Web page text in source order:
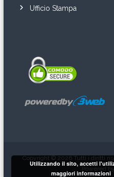
Ufficio Stampa
Copyright © 2026Tutti i diritti
Powered by
Utilizzando il sito, accetti
maggiori informazioni